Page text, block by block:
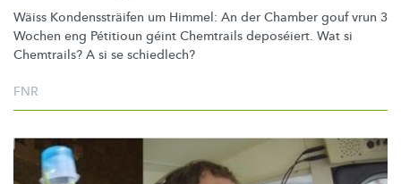
Wäiss Kondenssträifen um Himmel: An der Chamber gouf vrun 3
Wochen eng Pétitioun géint Chemtrails deposéiert. Wat si
Chemtrails? A si se schiedlech?
FNR